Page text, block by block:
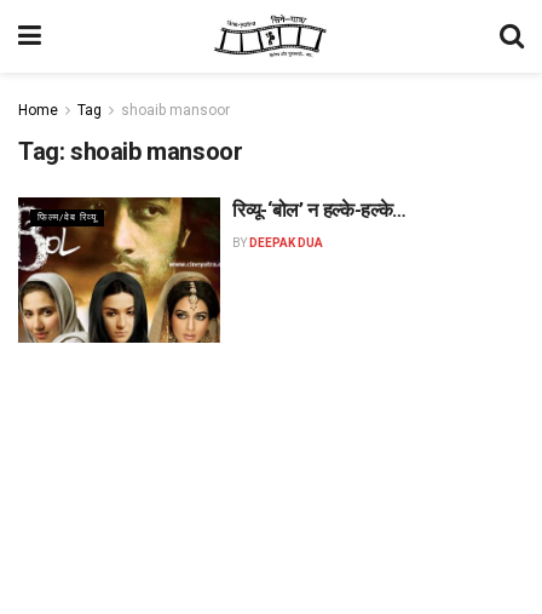
Home Tag shoaib mansoor
Tag: shoaib mansoor
फिल्म/वेब रिव्यू रिव्यू-‘बोल’ न हल्के-हल्के…
BY DEEPAK DUA